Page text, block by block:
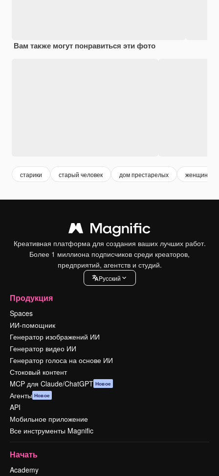
Вам также могут понравиться эти фото
старики старый человек дом престарелых женщина
Креативная платформа для создания ваших лучших работ.
Более 1 миллиона подписчиков среди креаторов,
предприятий, агентств и студий.
Pусский
Продукция
Spaces
ИИ-помощник
Генератор изображений ИИ
Генератор видео ИИ
Генератор голоса на основе ИИ
Стоковый контент
MCP для Claude/ChatGPT Новое
Агенты Новое
API
Мобильное приложение
Все инструменты Magnific
Начать
Academy